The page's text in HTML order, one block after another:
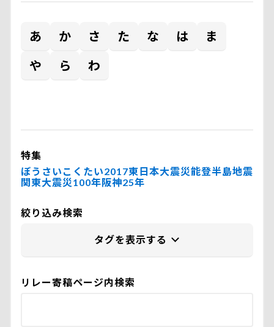
あ か さ た な は
ま
や
ら わ
特集
ぼうさいこくたい2017東日本大震災能登半島地震
関東大震災100年阪神25年
絞り込み検索
リレー寄稿ページ内検索